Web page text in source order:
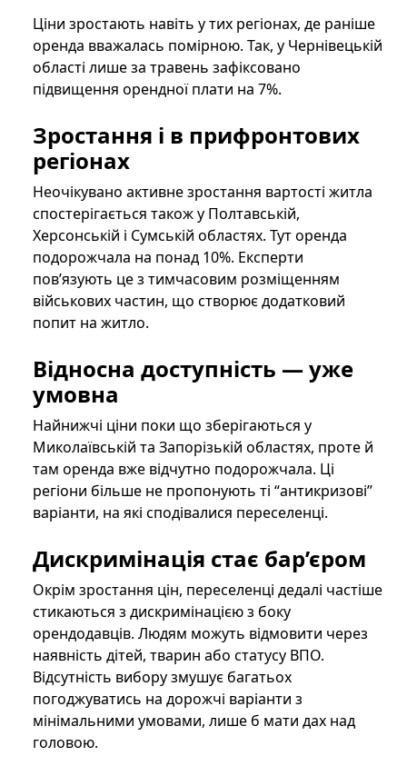
Ціни зростають навіть у тих регіонах, де раніше
оренда вважалась помірною. Так, у Чернівецькій
області лише за травень зафіксовано
підвищення орендної плати на 7%.
Зростання і в прифронтових
регіонах
Неочікувано активне зростання вартості житла
спостерігається також у Полтавській,
Херсонській і Сумській областях. Тут оренда
подорожчала на понад 10%. Експерти
пов’язують це з тимчасовим розміщенням
військових частин, що створює додатковий
попит на житло.
Відносна доступність — уже
умовна
Найнижчі ціни поки що зберігаються у
Миколаївській та Запорізькій областях, проте й
там оренда вже відчутно подорожчала. Ці
регіони більше не пропонують ті “антикризові”
варіанти, на які сподівалися переселенці.
Дискримінація стає бар’єром
Окрім зростання цін, переселенці дедалі частіше
стикаються з дискримінацією з боку
орендодавців. Людям можуть відмовити через
наявність дітей, тварин або статусу ВПО.
Відсутність вибору змушує багатьох
погоджуватись на дорожчі варіанти з
мінімальними умовами, лише б мати дах над
головою.